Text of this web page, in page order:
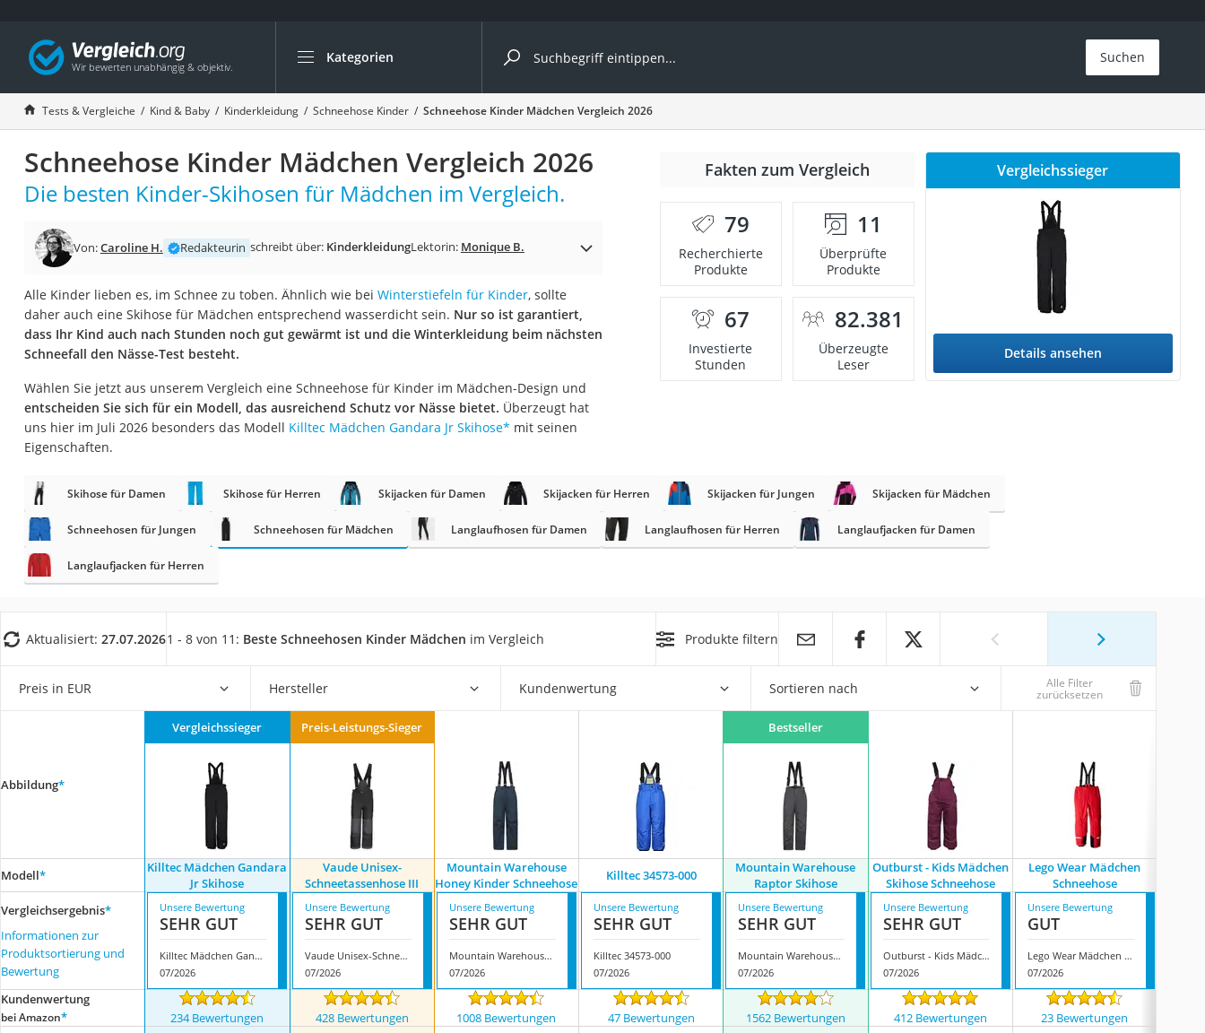
Kategorien
Die beliebtesten Vergleiche nach Kategorie
Kind & Baby
Babyphone mit 2 Kameras
Walkie-Talkie Kinder
Kindermatratzen
Rollschuhe für Kinder
Laufrad
Kinderschubkarre
Kinderuhr
Babyphone
Kinderroller 3 Räder
Ferngesteuertes Auto
Kinder-Mikroskop
Suchen
Tests & Vergleiche Kind & Baby Kinderkleidung Schneehose Kinder Schneehose Kinder Mädchen Vergleich 2026
Schneehose Kinder Mädchen Vergleich 2026
Die besten Kinder-Skihosen für Mädchen im Vergleich.
Von:Caroline H. Redakteurin schreibt über: KinderkleidungLektorin: Monique B.
Alle Kinder lieben es, im Schnee zu toben. Ähnlich wie bei Winterstiefeln für Kinder, sollte
daher auch eine Skihose für Mädchen entsprechend wasserdicht sein. Nur so ist garantiert,
dass Ihr Kind auch nach Stunden noch gut gewärmt ist und die Winterkleidung beim nächsten
Schneefall den Nässe-Test besteht.
Wählen Sie jetzt aus unserem Vergleich eine Schneehose für Kinder im Mädchen-Design und
entscheiden Sie sich für ein Modell, das ausreichend Schutz vor Nässe bietet. Überzeugt hat
uns hier im Juli 2026 besonders das Modell Killtec Mädchen Gandara Jr Skihose* mit seinen
Eigenschaften.
Fakten zum Vergleich
79
Recherchierte
Produkte
11
Überprüfte
Produkte
67
Investierte
Stunden
82.381
Überzeugte
Leser
Vergleichssieger
Details ansehen
Skihose für Damen Skihose für Herren Skijacken für Damen Skijacken für Herren Skijacken für Jungen Skijacken für Mädchen
Schneehosen für Jungen Schneehosen für Mädchen Langlaufhosen für Damen Langlaufhosen für Herren Langlaufjacken für Damen
Langlaufjacken für Herren
Aktualisiert: 27.07.20261 - 8 von 11: Beste Schneehosen Kinder Mädchen im Vergleich Produkte filtern
Preis in EUR Hersteller Kundenwertung Sortieren nach Alle Filter
zurücksetzen
Abbildung*
Vergleichssieger Preis-Leistungs-Sieger Bestseller
Modell*
Killtec Mädchen Gandara
Jr Skihose
Vaude Unisex-
Schneetassenhose III
Mountain Warehouse
Honey Kinder Schneehose
Killtec 34573-000
Mountain Warehouse
Raptor Skihose
Outburst - Kids Mädchen
Skihose Schneehose
Lego Wear Mädchen
Schneehose
Vergleichsergebnis*
Informationen zur
Produktsortierung und
Bewertung
Unsere Bewertung
SEHR GUT
Killtec Mädchen Gandara Jr Skihose
07/2026
Unsere Bewertung
SEHR GUT
Vaude Unisex-Schneetassenhose III
07/2026
Unsere Bewertung
SEHR GUT
Mountain Warehouse Honey Kinder Schneehose
07/2026
Unsere Bewertung
SEHR GUT
Killtec 34573-000
07/2026
Unsere Bewertung
SEHR GUT
Mountain Warehouse Raptor Skihose
07/2026
Unsere Bewertung
SEHR GUT
Outburst - Kids Mädchen Skihose Schneehose
07/2026
Unsere Bewertung
GUT
Lego Wear Mädchen Schneehose
07/2026
Kundenwertung
bei Amazon* 234 Bewertungen 428 Bewertungen 1008 Bewertungen 47 Bewertungen 1562 Bewertungen 412 Bewertungen 23 Bewertungen